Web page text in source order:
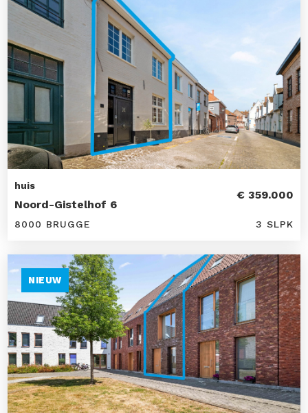
huis
Noord-Gistelhof 6
€ 359.000
8000 BRUGGE 3 SLPK
NIEUW